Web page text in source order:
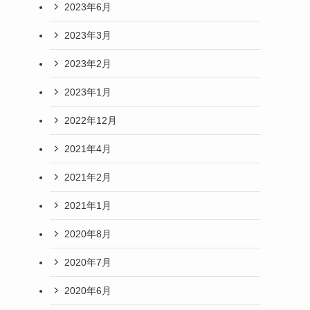
2023年6月
2023年3月
2023年2月
2023年1月
2022年12月
2021年4月
2021年2月
2021年1月
2020年8月
2020年7月
2020年6月